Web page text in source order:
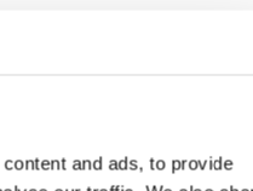
and ads, to provide